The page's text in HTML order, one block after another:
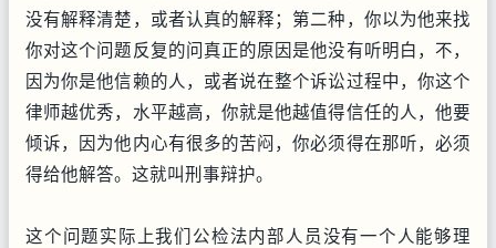
没有解释清楚，或者认真的解释；第二种，你以为他来找
你对这个问题反复的问真正的原因是他没有听明白，不，
因为你是他信赖的人，或者说在整个诉讼过程中，你这个
律师越优秀，水平越高，你就是他越值得信任的人，他要
倾诉，因为他内心有很多的苦闷，你必须得在那听，必须
得给他解答。这就叫刑事辩护。
这个问题实际上我们公检法内部人员没有一个人能够理